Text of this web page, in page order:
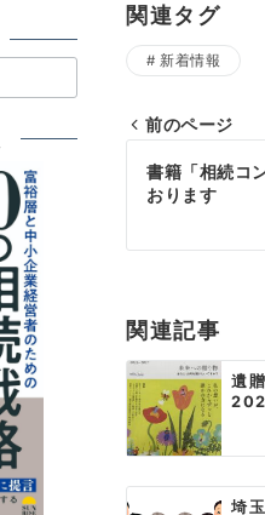
関連タグ
新着情報
投
稿
ナ
ゲ
ー
シ
ョ
前のページ
書籍「相続コ
おります
関連記事
遺
埼